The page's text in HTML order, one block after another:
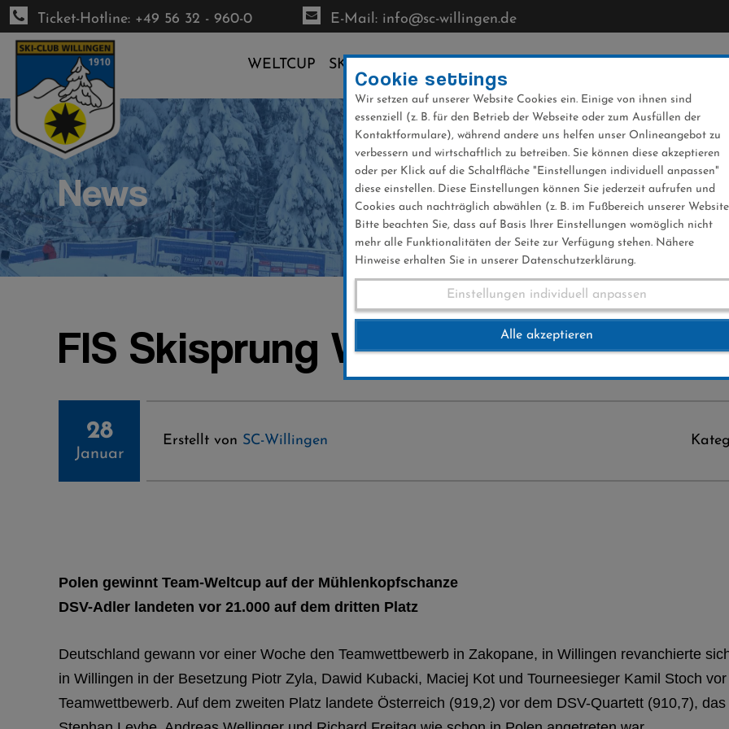
Direkt
zum
Inhalt
Ticket-Hotline: +49 56 32 - 960-0 E-Mail: info@sc-willingen.de
WELTCUP SKI-CLUB
News
FIS Skisprung Weltcup Team
28
Januar
Erstellt von SC-Willingen
Polen gewinnt Team-Weltcup auf der Mühlenkopfschanze
DSV-Adler landeten vor 21.000 auf dem dritten Platz
Deutschland gewann vor einer Woche den Teamwettbewerb in Zakopane, in Willingen revanchierte
in Willingen in der Besetzung Piotr Zyla, Dawid Kubacki, Maciej Kot und Tourneesieger Kamil Stoch
Teamwettbewerb. Auf dem zweiten Platz landete Österreich (919,2) vor dem DSV-Quartett (910,7),
Cookie settings
Wir setzen auf unserer Website Cookies ein. Einige von ihnen sind
essenziell (z. B. für den Betrieb der Webseite oder zum Ausfüllen der
Kontaktformulare), während andere uns helfen unser Onlineangebot zu
verbessern und wirtschaftlich zu betreiben. Sie können diese akzeptieren
oder per Klick auf die Schaltfläche "Einstellungen individuell anpassen"
diese einstellen. Diese Einstellungen können Sie jederzeit aufrufen und
Cookies auch nachträglich abwählen (z. B. im Fußbereich unserer
Bitte beachten Sie, dass auf Basis Ihrer Einstellungen womöglich nicht
mehr alle Funktionalitäten der Seite zur Verfügung stehen. Nähere
Hinweise erhalten Sie in unserer Datenschutzerklärung.
Einstellungen individuell anpassen
Alle akzeptieren